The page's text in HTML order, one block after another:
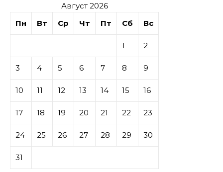
Август 2026
Пн
Вт Ср Чт Пт Сб Вс
1 2
3 4 5 6 7 8 9
10 11 12 13 14 15 16
17 18 19 20 21 22 23
24 25 26 27 28 29 30
31